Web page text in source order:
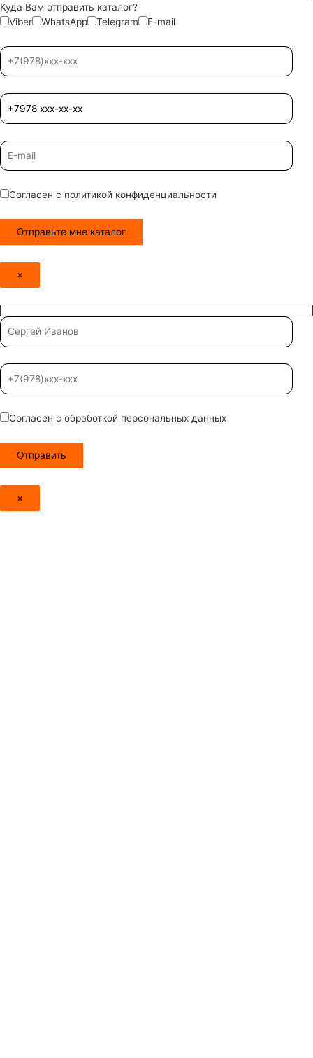
Куда Вам отправить каталог?
Viber
WhatsApp Telegram E-mail
Согласен с политикой конфиденциальности
×
Согласен с обработкой персональных данных
×